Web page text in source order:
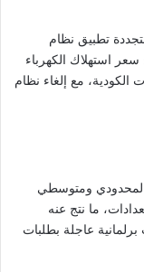
تطبيق نظام
2026، حيث أصبح سعر استهلاك الكهرباء
الكودية، مع إلغاء نظام
لمحدودي ومتوسطي
ما نتج عنه
عاجلة بطلبات